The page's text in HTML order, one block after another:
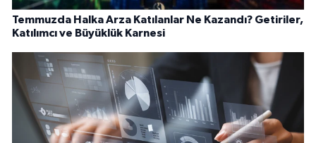
Temmuzda Halka Arza Katılanlar Ne Kazandı? Getiriler,
Katılımcı ve Büyüklük Karnesi